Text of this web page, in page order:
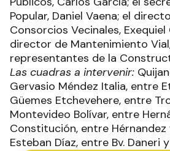
Popular, Daniel Vaena; el
Consorcios Vecinales,
director de Mantenimiento
representantes de la
Las cuadras a intervenir:
Gervasio Méndez Italia, entre
Güemes Etchevehere, entre
Montevideo Bolívar, entre
Constitución, entre
Esteban Díaz, entre Bv. Daneri